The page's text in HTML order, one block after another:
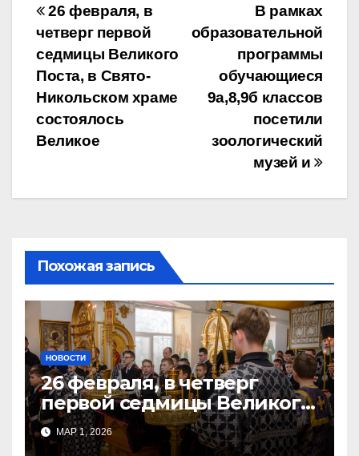
Навигация
по
записям
В рамках
образовательной
программы
обучающиеся
9а,8,9б классов
посетили
зоологический
музей и
26 февраля, в
четверг первой
седмицы Великого
Поста, в Свято-
Никольском храме
состоялось
Великое
Похожая запись
НОВОСТИ
26 февраля, в четверг
первой седмицы Великого
Поста, в Свято-Никольском
храме состоялось Великое
МАР 1, 2026